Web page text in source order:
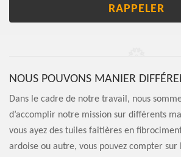
NOUS POUVONS MANIER
Dans le cadre de notre travail, nous
d’accomplir notre mission sur différents
vous ayez des tuiles faitières en
ardoise ou autre, vous pouvez compter sur